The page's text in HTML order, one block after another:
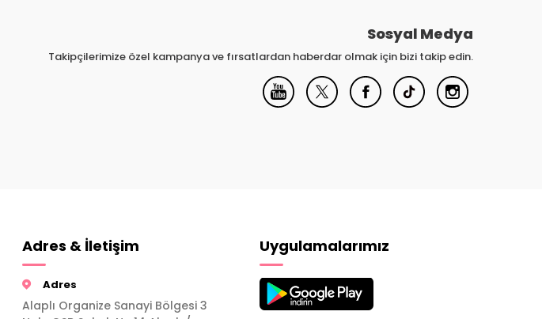
Sosyal Medya
Takipçilerimize özel kampanya ve fırsatlardan haberdar olmak için bizi takip edin.
Adres & İletişim
Adres
Alaplı Organize Sanayi Bölgesi 3
Uygulamalarımız